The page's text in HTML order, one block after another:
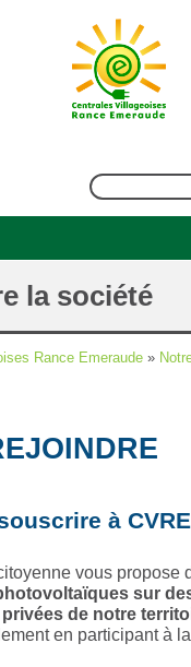
Rechercher
menu
la société
Rance Emeraude
à CVRE
vous propose
sur
de notre
en participant à